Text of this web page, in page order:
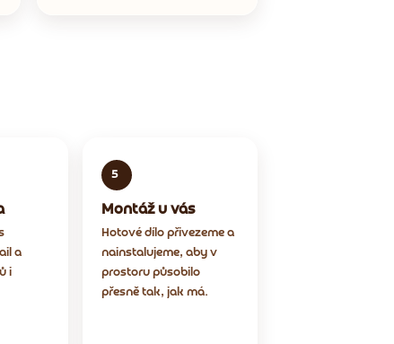
a
i
Montáž u vás
Hotové dílo přivezeme a
nainstalujeme, aby v
prostoru působilo
přesně tak, jak má.